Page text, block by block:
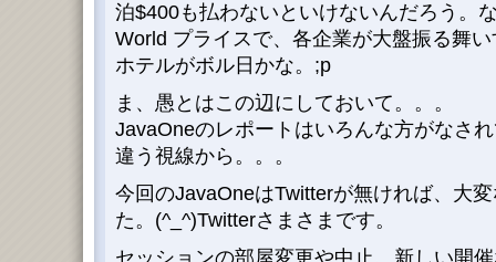
泊$400も払わないといけないんだろう。
World プライスで、各企業が大盤振る舞
ホテルがボル日かな。;p
ま、愚とはこの辺にしておいて。。。
JavaOneのレポートはいろんな方がなさ
違う視線から。。。
今回のJavaOneはTwitterが無ければ、大
た。(^_^)Twitterさまさまです。
セッションの部屋変更や中止、新しい開